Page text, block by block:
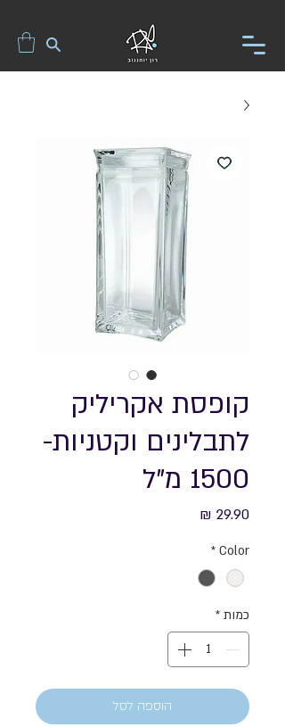
קופסת אקריליק
לתבלינים וקטניות-
1500 מ"ל
Color
*
כמות *
הוספה לסל